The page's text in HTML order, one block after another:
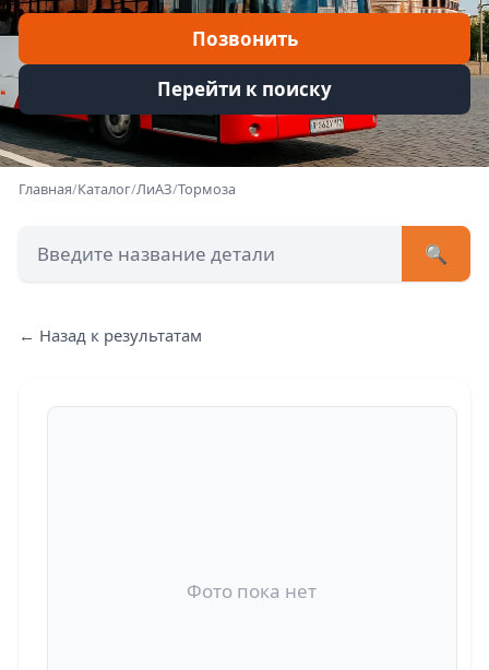
Позвонить
Перейти к поиску
Главная/Каталог/ЛиАЗ/Тормоза
🔍
← Назад к результатам
Фото пока нет